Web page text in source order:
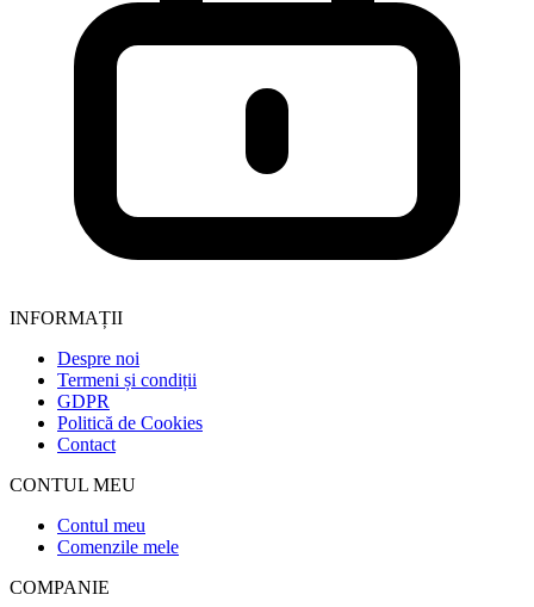
INFORMAȚII
Despre noi
Termeni și condiții
GDPR
Politică de Cookies
Contact
CONTUL MEU
Contul meu
Comenzile mele
COMPANIE